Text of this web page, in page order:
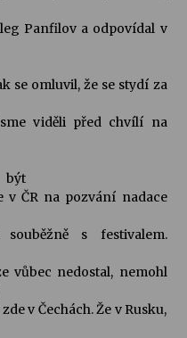
Panfilov a odpovídal v
se omluvil, že se stydí za
viděli před chvílí na
být
v ČR na pozvání nadace
s festivalem.
vůbec nedostal, nemohl
v Čechách. Že v Rusku,